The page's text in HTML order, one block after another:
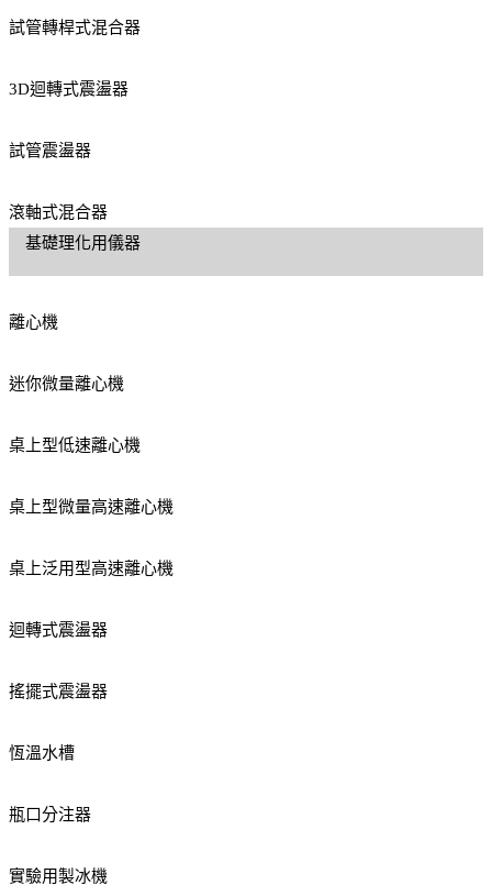
試管轉桿式混合器
3D迴轉式震盪器
試管震盪器
滾軸式混合器
基礎理化用儀器
離心機
迷你微量離心機
桌上型低速離心機
桌上型微量高速離心機
桌上泛用型高速離心機
迴轉式震盪器
搖擺式震盪器
恆溫水槽
瓶口分注器
實驗用製冰機